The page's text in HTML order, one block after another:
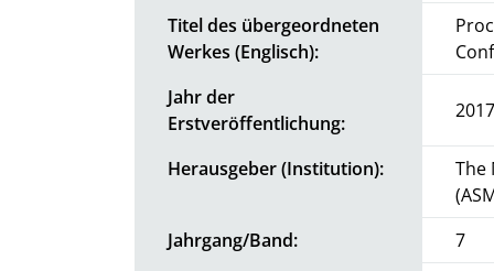
Titel des übergeordneten
Werkes (Englisch):
Jahr der
Erstveröffentlichung:
2017
Herausgeber (Institution):
The
Jahrgang/Band:
7